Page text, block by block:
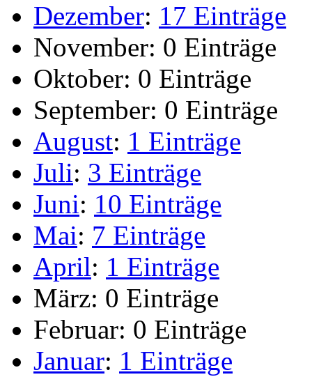
Dezember: 17 Einträge
November: 0 Einträge
Oktober: 0 Einträge
September: 0 Einträge
August: 1 Einträge
Juli: 3 Einträge
Juni: 10 Einträge
Mai: 7 Einträge
April: 1 Einträge
März: 0 Einträge
Februar: 0 Einträge
Januar: 1 Einträge